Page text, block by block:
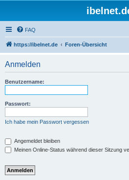
FAQ
https://ibelnet.de Foren-Übersicht
Anmelden
Benutzername:
Passwort:
Ich habe mein Passwort vergessen
Angemeldet bleiben
Meinen Online-Status während dieser Sitzung